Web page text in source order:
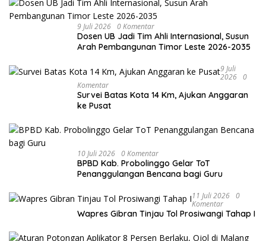
9 Juli 2026 0 Komentar
Dosen UB Jadi Tim Ahli Internasional, Susun
Arah Pembangunan Timor Leste 2026-2035
9 Juli
2026 0
Komentar
Survei Batas Kota 14 Km, Ajukan Anggaran
ke Pusat
10 Juli 2026 0 Komentar
BPBD Kab. Probolinggo Gelar ToT
Penanggulangan Bencana bagi Guru
11 Juli 2026 0
Komentar
Wapres Gibran Tinjau Tol Prosiwangi Tahap I